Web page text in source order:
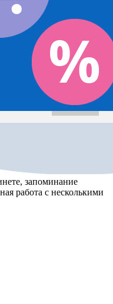
запоминание
работа с несколькими